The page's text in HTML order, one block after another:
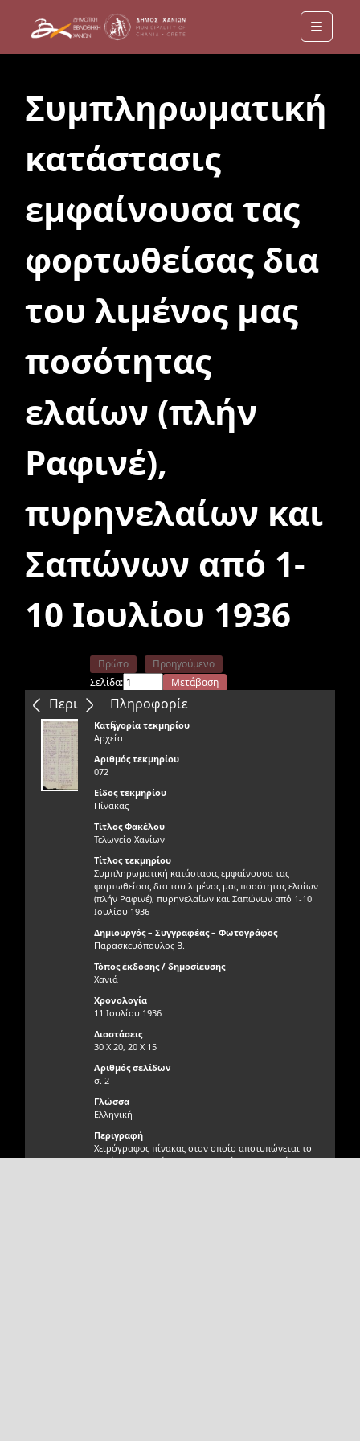
Menu
Συμπληρωματική
κατάστασις
εμφαίνουσα τας
φορτωθείσας δια
του λιμένος μας
ποσότητας
ελαίων (πλήν
Ραφινέ),
πυρηνελαίων και
Σαπώνων από 1-
10 Ιουλίου 1936
Περιεχόμενα
Πρώτο
Προηγούμενο
Σελίδα:
Μετάβαση
Επόμενο
Τελευταίο
Πληροφορίε
ς
Κατηγορία τεκμηρίου
Αρχεία
Αριθμός τεκμηρίου
072
Είδος τεκμηρίου
Πίνακας
Τίτλος Φακέλου
Τελωνείο Χανίων
Τίτλος τεκμηρίου
Συμπληρωματική κατάστασις εμφαίνουσα τας
φορτωθείσας δια του λιμένος μας ποσότητας ελαίων
(πλήν Ραφινέ), πυρηνελαίων και Σαπώνων από 1-10
Ιουλίου 1936
Δημιουργός – Συγγραφέας – Φωτογράφος
Παρασκευόπουλος Β.
Τόπος έκδοσης / δημοσίευσης
Χανιά
Χρονολογία
11 Ιουλίου 1936
Διαστάσεις
30 Χ 20, 20 Χ 15
Αριθμός σελίδων
σ. 2
Γλώσσα
Ελληνική
Περιγραφή
Χειρόγραφος πίνακας στον οποίο αποτυπώνεται το
εμπόριο ελαιολάδου και παραγώγων του από το